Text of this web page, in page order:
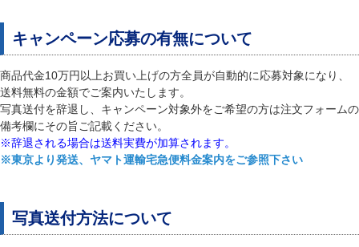
キャンペーン応募の有無について
商品代金10万円以上お買い上げの方全員が自動的に応募対象になり、
送料無料の金額でご案内いたします。
写真送付を辞退し、キャンペーン対象外をご希望の方は注文フォームの
備考欄にその旨ご記載ください。
※辞退される場合は送料実費が加算されます。
※東京より発送、ヤマト運輸宅急便料金案内をご参照下さい
写真送付方法について